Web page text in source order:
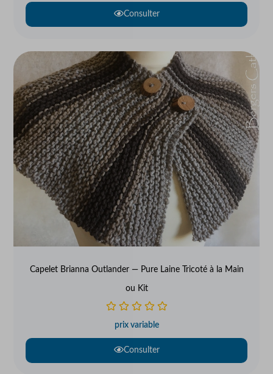
Consulter
Capelet Brianna Outlander — Pure Laine Tricoté à la Main
ou Kit
prix variable
Consulter